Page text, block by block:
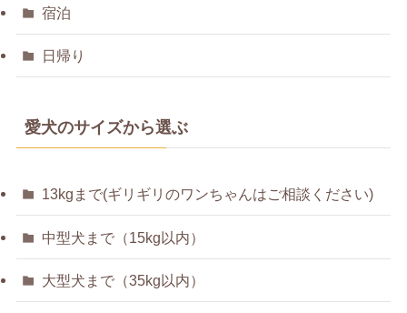
宿泊
日帰り
愛犬のサイズから選ぶ
13kgまで(ギリギリのワンちゃんはご相談ください)
中型犬まで（15kg以内）
大型犬まで（35kg以内）